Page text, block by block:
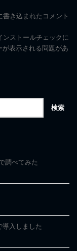
書き込まれたコメント
ストールチェックに
表示される問題があ
調べてみた
導入しました